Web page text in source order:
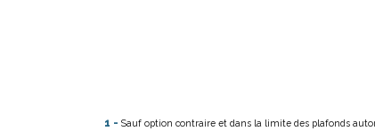
1 - Sauf option contraire et dans la limite des plafonds